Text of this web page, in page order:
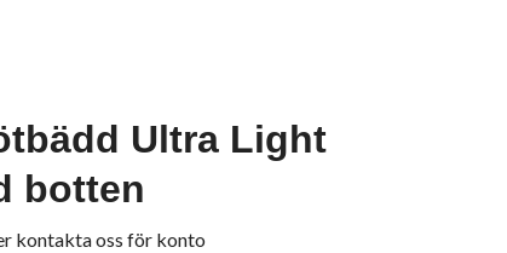
Ultra Light
botten
kontakta oss för konto